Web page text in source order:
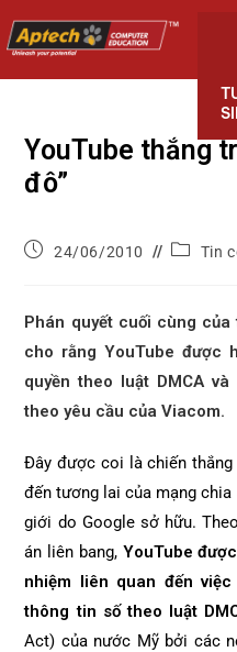
YouTube thắng
đô”
24/06/2010 Tin
Phán quyết cuối cùng
cho rằng YouTube được
quyền theo luật DMCA
theo yêu cầu của Viacom.
Đây được coi là chiến thắng
đến tương lai của mạng
giới do Google sở hữu.
án liên bang, YouTube
nhiệm liên quan đến
thông tin số theo luật
Act) của nước Mỹ bởi các